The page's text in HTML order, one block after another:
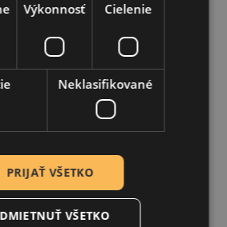
Výkonnosť Cielenie
Neklasifikované
PRIJAŤ VŠETKO
VŠETKO